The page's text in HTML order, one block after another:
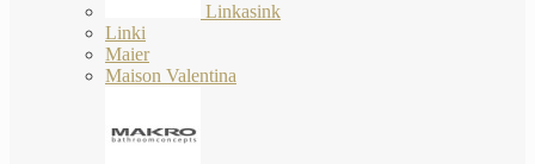
Linkasink
Linki
Maier
Maison Valentina